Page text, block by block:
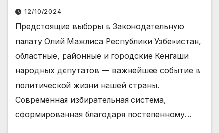
12/10/2024
Предстоящие выборы в Законодательную
палату Олий Мажлиса Республики Узбекистан,
областные, районные и городские Кенгаши
народных депутатов — важнейшее событие в
политической жизни нашей страны.
Современная избирательная система,
сформированная благодаря постепенному…